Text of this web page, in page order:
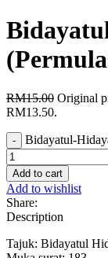
RM15.00 Original
RM13.50.
Bidayatul-
Add to cart
Add to wishlist
Share:
Description
Tajuk: Bidayatul